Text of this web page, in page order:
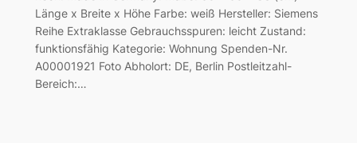
Länge x Breite x Höhe Farbe: weiß Hersteller: Siemens
Reihe Extraklasse Gebrauchsspuren: leicht Zustand:
funktionsfähig Kategorie: Wohnung Spenden-Nr.
A00001921 Foto Abholort: DE, Berlin Postleitzahl-
Bereich:…